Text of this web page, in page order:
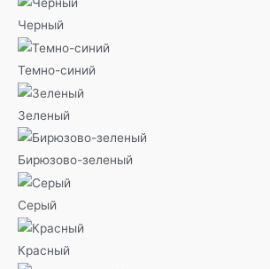
Черный
Темно-синий
Зеленый
Бирюзово-зеленый
Серый
Красный